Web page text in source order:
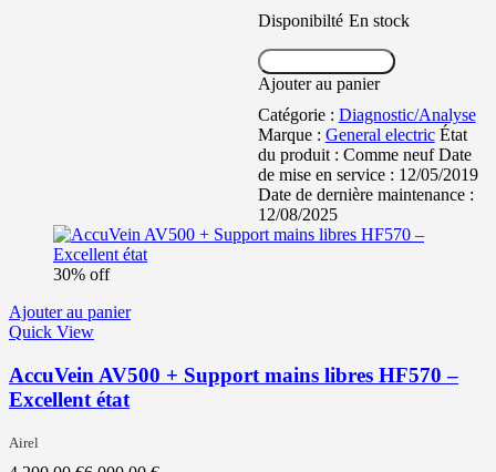
Disponibilté En stock
Ajouter au panier
Catégorie : Diagnostic/Analyse
Marque : General electric État
du produit : Comme neufDate
de mise en service : 12/05/2019
Date de dernière maintenance :
12/08/2025
30% off
Ajouter au panier
Quick View
AccuVein AV500 + Support mains libres HF570 –
Excellent état
Airel